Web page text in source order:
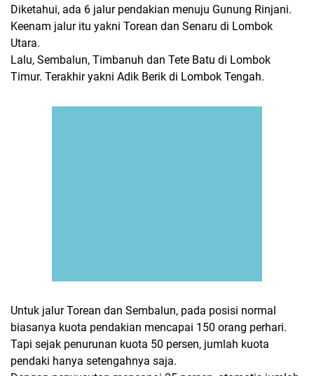
Diketahui, ada 6 jalur pendakian menuju Gunung Rinjani.
Keenam jalur itu yakni Torean dan Senaru di Lombok
Utara.
Lalu, Sembalun, Timbanuh dan Tete Batu di Lombok
Timur. Terakhir yakni Adik Berik di Lombok Tengah.
Untuk jalur Torean dan Sembalun, pada posisi normal
biasanya kuota pendakian mencapai 150 orang perhari.
Tapi sejak penurunan kuota 50 persen, jumlah kuota
pendaki hanya setengahnya saja.